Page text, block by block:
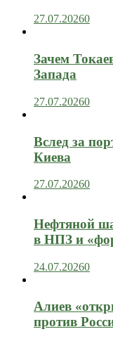
27.07.20260
Зачем
Запада
27.07.20260
Вслед за
Киева
27.07.20260
Нефтяной
в НПЗ и
24.07.20260
Алиев
против